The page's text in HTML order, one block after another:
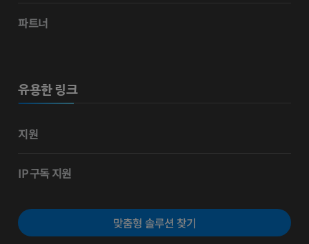
파트너
유용한 링크
지원
IP 구독 지원
맞춤형 솔루션 찾기